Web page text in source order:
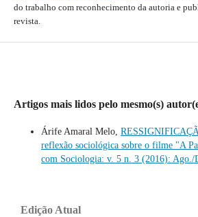
do trabalho com reconhecimento da autoria e
revista.
Artigos mais lidos pelo mesmo(s)
Árife Amaral Melo,
reflexão sociológica sobre o filme "A
com Sociologia: v. 5 n. 3 (2016): Ago./
Edição Atual